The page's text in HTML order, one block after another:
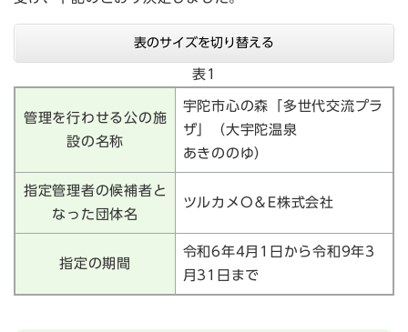
表のサイズを切り替える
表1
管理を行わせる公の施
設の名称
宇陀市心の森「多世代交流プラ
ザ」（大宇陀温泉
あきののゆ）
指定管理者の候補者と
なった団体名
ツルカメO＆E株式会社
指定の期間
令和6年4月1日から令和9年3
月31日まで